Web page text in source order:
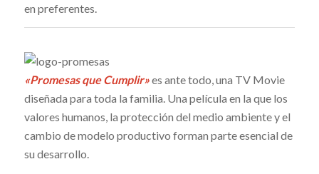
en preferentes.
«Promesas que Cumplir»es ante todo, una TV Movie
diseñada para toda la familia. Una película en la que los
valores humanos, la protección del medio ambiente y el
cambio de modelo productivo forman parte esencial de
su desarrollo.